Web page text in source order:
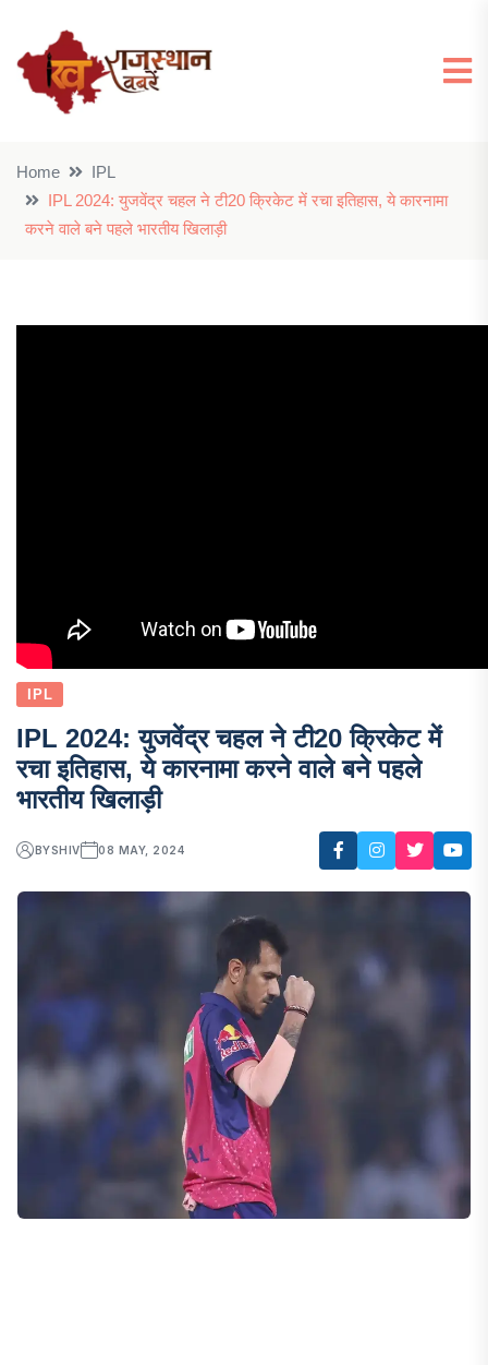
Home
IPL
IPL 2024: युजवेंद्र चहल ने टी20 क्रिकेट में रचा इतिहास, ये कारनामा
करने वाले बने पहले भारतीय खिलाड़ी
IPL
IPL 2024: युजवेंद्र चहल ने टी20 क्रिकेट में
रचा इतिहास, ये कारनामा करने वाले बने पहले
भारतीय खिलाड़ी
BYSHIV 08 MAY, 2024